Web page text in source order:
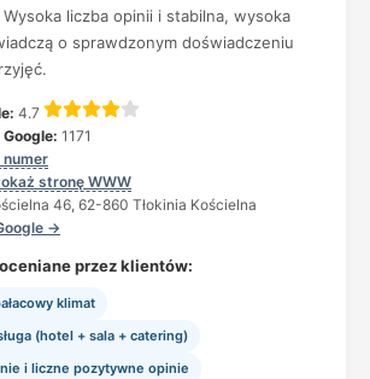
liczba opinii i stabilna, wysoka
o sprawdzonym doświadczeniu
4.7
1171
numer
stronę WWW
46, 62-860 Tłokinia Kościelna
→
przez klientów:
klimat
(hotel + sala + catering)
i liczne pozytywne opinie